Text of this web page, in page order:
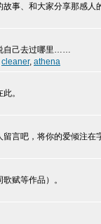
故事、和大家分享那感
自己去过哪里……
cleaner, athena
。
言吧，将你的爱倾注
赋等作品）。